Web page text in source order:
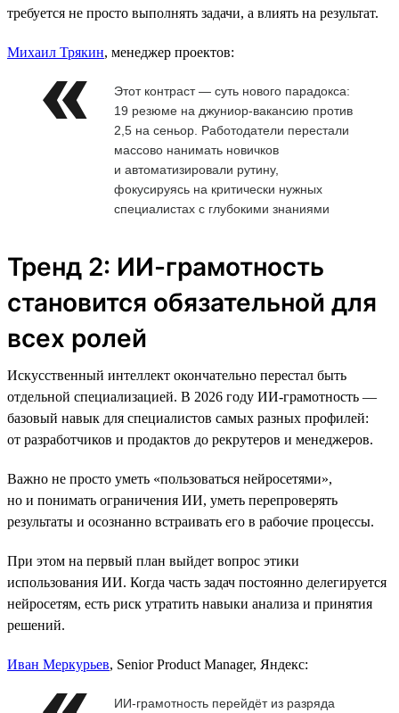
требуется не просто выполнять задачи, а влиять на результат.
Михаил Трякин, менеджер проектов:
Этот контраст — суть нового парадокса:
19 резюме на джуниор-вакансию против
2,5 на сеньор. Работодатели перестали
массово нанимать новичков
и автоматизировали рутину,
фокусируясь на критически нужных
специалистах с глубокими знаниями
Тренд 2: ИИ-грамотность
становится обязательной для
всех ролей
Искусственный интеллект окончательно перестал быть
отдельной специализацией. В 2026 году ИИ-грамотность —
базовый навык для специалистов самых разных профилей:
от разработчиков и продактов до рекрутеров и менеджеров.
Важно не просто уметь «пользоваться нейросетями»,
но и понимать ограничения ИИ, уметь перепроверять
результаты и осознанно встраивать его в рабочие процессы.
При этом на первый план выйдет вопрос этики
использования ИИ. Когда часть задач постоянно делегируется
нейросетям, есть риск утратить навыки анализа и принятия
решений.
Иван Меркурьев, Senior Product Manager, Яндекс:
ИИ-грамотность перейдёт из разряда